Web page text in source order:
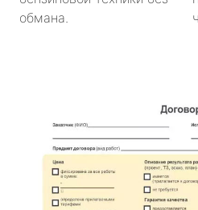
обмана.